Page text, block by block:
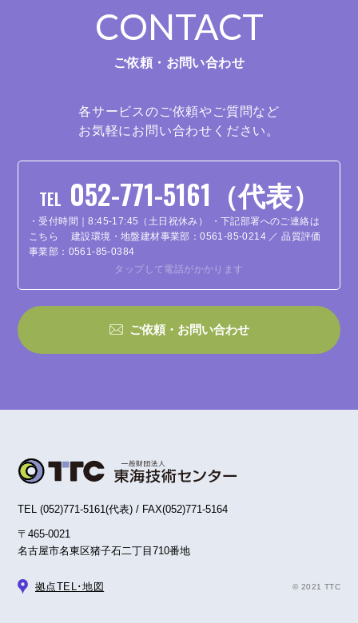
CONTACT
ご依頼・お問い合わせ
各サービスのご依頼やご質問など
お気軽にお問い合わせください。
TEL 052-771-5161（代表）
・受付時間｜8:45-17:45（土日祝休み）
・下記部署へのご連絡は
こちら
建設環境・地盤建材事業部：0561-85-0214 ／ 品質評価
事業部：0561-85-0384
タップして電話がかかります
ご依頼・お問い合わせ
TEL (052)771-5161(代表) / FAX(052)771-5164
〒465-0021
名古屋市名東区猪子石二丁目710番地
拠点TEL･地図 ©︎ 2021 TTC